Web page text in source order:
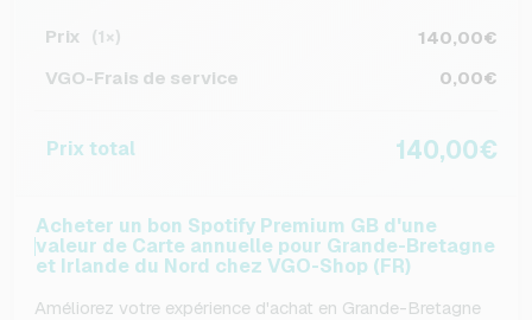
Prix (1×)
140,00€
VGO-Frais de service
0,00€
Prix total 140,00€
Acheter un bon Spotify Premium GB d'une
valeur de Carte annuelle pour Grande-Bretagne
et Irlande du Nord chez VGO-Shop (FR)
Améliorez votre expérience d'achat en Grande-Bretagne